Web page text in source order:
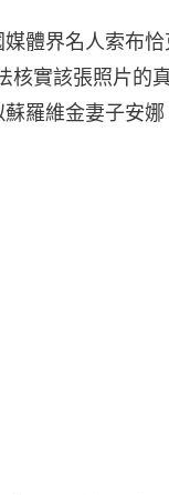
體界名人索布
核實該張照片的
羅維金妻子安